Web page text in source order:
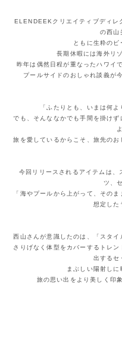
ELENDEEKクリエイティブディ
の西山
ともに生粋のビ
長期休暇には海外リ
昨年は偶然日程が重なったハワイ
プールサイドのおしゃれ談義が
「ふたりとも、いまは何
でも、そんななかでも手間を掛け
旅を愛しているからこそ、旅先のお
今回リリースされるアイテムは
ツ、
「海やプールから上がって、その
想定した
西山さんが意識したのは、「スタイ
さりげなく体型をカバーするトレ
出するセ
まぶしい陽射しに
旅の思い出をより美しく印